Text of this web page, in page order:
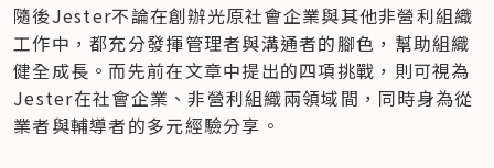
隨後Jester不論在創辦光原社會企業與其他非營利組織
工作中，都充分發揮管理者與溝通者的腳色，幫助組織
健全成長。而先前在文章中提出的四項挑戰，則可視為
Jester在社會企業、非營利組織兩領域間，同時身為從
業者與輔導者的多元經驗分享。